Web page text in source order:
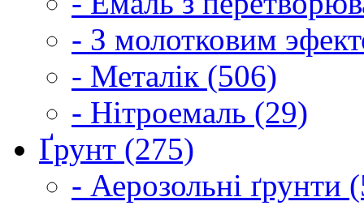
- З молотковим
- Металік (506)
- Нітроемаль (29)
Ґрунт (275)
- Аерозольні ґрунти